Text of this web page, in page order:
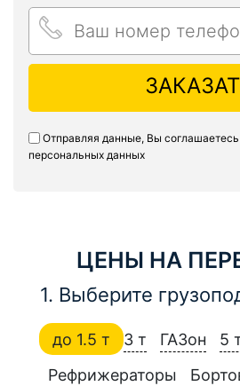
Отправляя данные, Вы соглашаетесь
персональных данных
ЦЕНЫ НА
1. Выберите
до 1.5 т 3 т ГАЗон 5
Рефрижераторы